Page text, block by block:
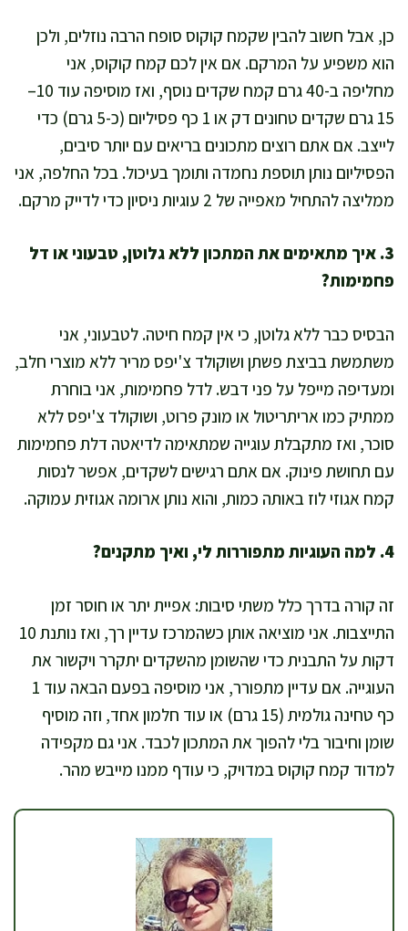
כן, אבל חשוב להבין שקמח קוקוס סופח הרבה נוזלים, ולכן
הוא משפיע על המרקם. אם אין לכם קמח קוקוס, אני
מחליפה ב-40 גרם קמח שקדים נוסף, ואז מוסיפה עוד 10–
15 גרם שקדים טחונים דק או 1 כף פסיליום (כ-5 גרם) כדי
לייצב. אם אתם רוצים מתכונים בריאים עם יותר סיבים,
הפסיליום נותן תוספת נחמדה ותומך בעיכול. בכל החלפה, אני
ממליצה להתחיל מאפייה של 2 עוגיות ניסיון כדי לדייק מרקם.
3. איך מתאימים את המתכון ללא גלוטן, טבעוני או דל
פחמימות?
הבסיס כבר ללא גלוטן, כי אין קמח חיטה. לטבעוני, אני
משתמשת בביצת פשתן ושוקולד צ'יפס מריר ללא מוצרי חלב,
ומעדיפה מייפל על פני דבש. לדל פחמימות, אני בוחרת
ממתיק כמו אריתריטול או מונק פרוט, ושוקולד צ'יפס ללא
סוכר, ואז מתקבלת עוגייה שמתאימה לדיאטה דלת פחמימות
עם תחושת פינוק. אם אתם רגישים לשקדים, אפשר לנסות
קמח אגוזי לוז באותה כמות, והוא נותן ארומה אגוזית עמוקה.
4. למה העוגיות מתפוררות לי, ואיך מתקנים?
זה קורה בדרך כלל משתי סיבות: אפיית יתר או חוסר זמן
התייצבות. אני מוציאה אותן כשהמרכז עדיין רך, ואז נותנת 10
דקות על התבנית כדי שהשומן מהשקדים יתקרר ויקשור את
העוגייה. אם עדיין מתפורר, אני מוסיפה בפעם הבאה עוד 1
כף טחינה גולמית (15 גרם) או עוד חלמון אחד, וזה מוסיף
שומן וחיבור בלי להפוך את המתכון לכבד. אני גם מקפידה
למדוד קמח קוקוס במדויק, כי עודף ממנו מייבש מהר.